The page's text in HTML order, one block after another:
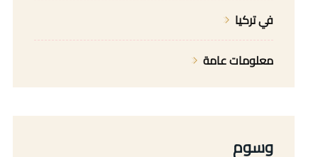
في تركيا
معلومات عامة
وسوم